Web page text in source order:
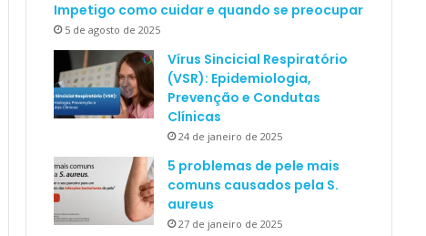
Impetigo como cuidar e quando se preocupar
5 de agosto de 2025
Vírus Sincicial Respiratório
(VSR): Epidemiologia,
Prevenção e Condutas
Clínicas
24 de janeiro de 2025
5 problemas de pele mais
comuns causados pela S.
aureus
27 de janeiro de 2025